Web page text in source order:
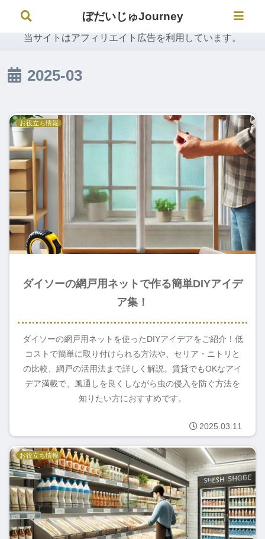
ぼだいじゅJourney
当サイトはアフィリエイト広告を利用しています。
2025-03
お役立ち情報
ダイソーの網戸用ネットで作る簡単DIYアイデ
ア集！
ダイソーの網戸用ネットを使ったDIYアイデアをご紹介！低
コストで簡単に取り付けられる方法や、セリア・ニトリと
の比較、網戸の活用法まで詳しく解説。賃貸でもOKなアイ
デア満載で、風通しを良くしながら虫の侵入を防ぐ方法を
知りたい方におすすめです。
2025.03.11
お役立ち情報
ぼだいじゅJourney